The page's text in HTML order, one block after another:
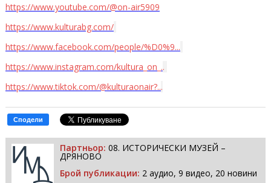
https://www.youtube.com/@on-air5909
https://www.kulturabg.com/
https://www.facebook.com/people/%D0%9...
https://www.instagram.com/kultura_on_..
https://www.tiktok.com/@kulturaonair?...
Сподели
Партньор: 08. ИСТОРИЧЕСКИ МУЗЕЙ –
ДРЯНОВО
Брой публикации: 2 аудио, 9 видео, 20 новини